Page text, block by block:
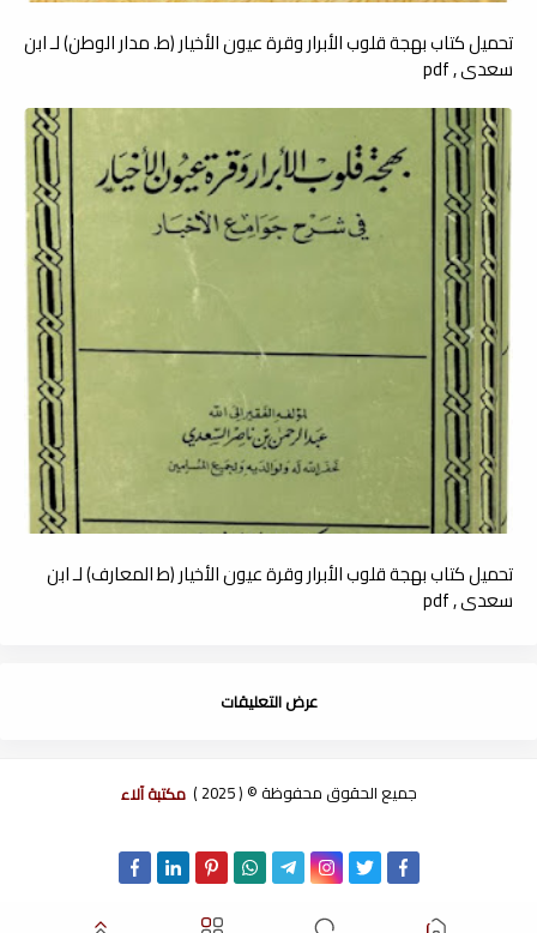
تحميل كتاب بهجة قلوب الأبرار وقرة عيون الأخيار (ط. مدار الوطن) لـ ابن
سعدي , pdf
تحميل كتاب بهجة قلوب الأبرار وقرة عيون الأخيار (ط المعارف) لـ ابن
سعدي , pdf
عرض التعليقات
جميع الحقوق محفوظة © ( 2025 ) مكتبة آلاء